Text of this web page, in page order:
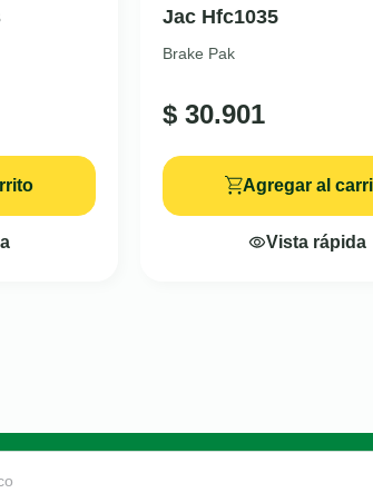
Jac Hfc1035
Brake Pak
$ 30.901
Agregar al
Vista rápida